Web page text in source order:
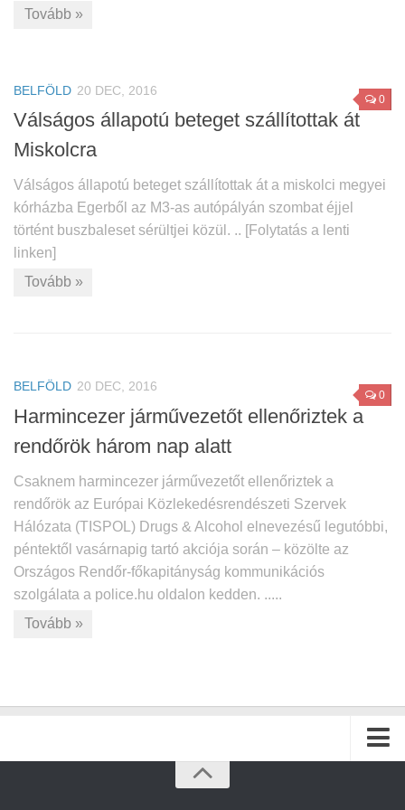
Tovább »
0
BELFÖLD 20 DEC, 2016
Válságos állapotú beteget szállítottak át
Miskolcra
Válságos állapotú beteget szállítottak át a miskolci megyei
kórházba Egerből az M3-as autópályán szombat éjjel
történt buszbaleset sérültjei közül. .. [Folytatás a lenti
linken]
Tovább »
0
BELFÖLD 20 DEC, 2016
Harmincezer járművezetőt ellenőriztek a
rendőrök három nap alatt
Csaknem harmincezer járművezetőt ellenőriztek a
rendőrök az Európai Közlekedésrendészeti Szervek
Hálózata (TISPOL) Drugs & Alcohol elnevezésű legutóbbi,
péntektől vasárnapig tartó akciója során – közölte az
Országos Rendőr-főkapitányság kommunikációs
szolgálata a police.hu oldalon kedden. .....
Tovább »